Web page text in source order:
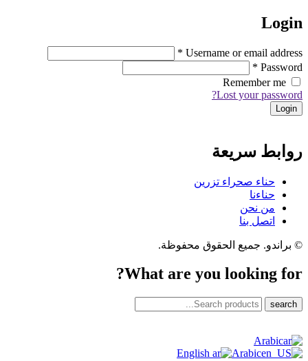
Login
Username or email address
*
Password
*
Remember me
Lost your password?
روابط سريعة
حناء صحراء تزرين
حناءنا
من نحن
اتصل بنا
© براندو. جميع الحقوق محفوظة.
What are you looking for?
search
Arabic
English
Arabic